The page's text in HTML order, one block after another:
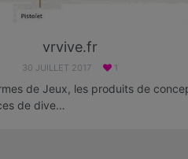
vrvive.fr
30 JUILLET 2017 1
de Jeux, les produits de
de dive…